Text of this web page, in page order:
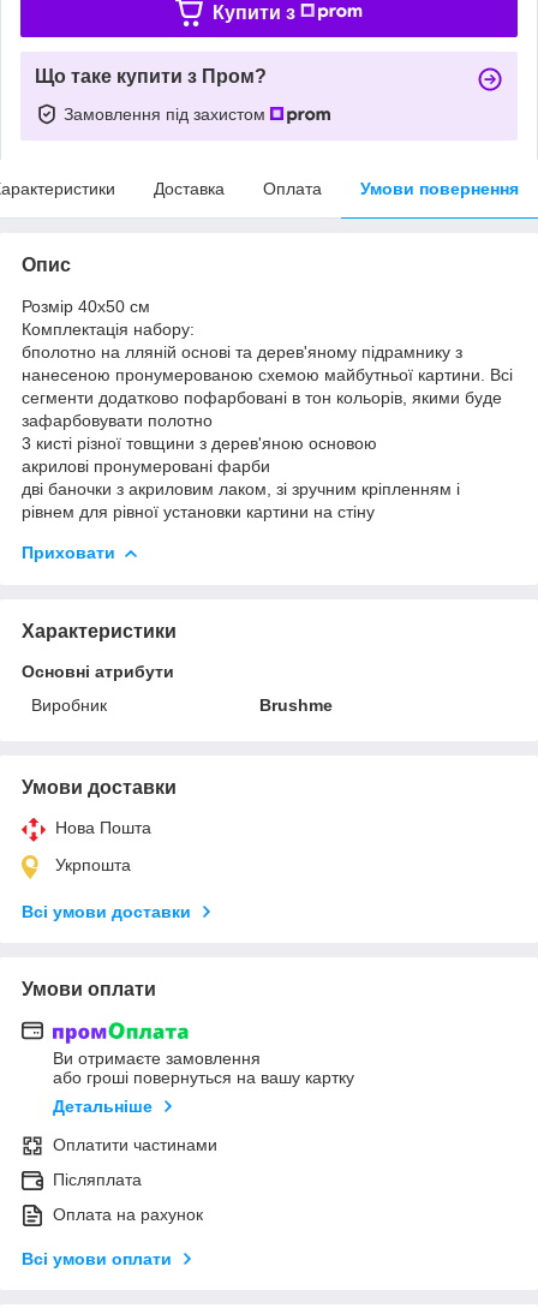
Купити з
Що таке купити з Пром?
Замовлення під захистом
Доставка Оплата Умови повернення
Опис
Розмір 40x50 см
Комплектація набору:
бполотно на лляній основі та дерев'яному підрамнику з
нанесеною пронумерованою схемою майбутньої картини. Всі
сегменти додатково пофарбовані в тон кольорів, якими буде
зафарбовувати полотно
3 кисті різної товщини з дерев'яною основою
акрилові пронумеровані фарби
дві баночки з акриловим лаком, зі зручним кріпленням і
рівнем для рівної установки картини на стіну
Приховати
Характеристики
Основні атрибути
Виробник
Brushme
Умови доставки
Нова Пошта
Укрпошта
Всі умови доставки
Умови оплати
Ви отримаєте замовлення
або гроші повернуться на вашу картку
Детальніше
Оплатити частинами
Післяплата
Оплата на рахунок
Всі умови оплати